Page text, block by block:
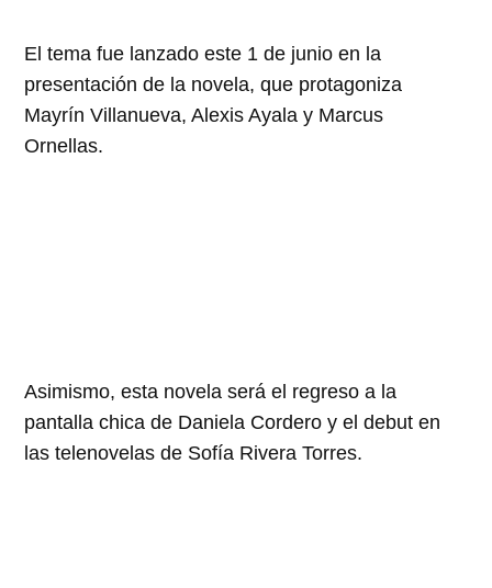
El tema fue lanzado este 1 de junio en la
presentación de la novela, que protagoniza
Mayrín Villanueva, Alexis Ayala y Marcus
Ornellas.
Asimismo, esta novela será el regreso a la
pantalla chica de Daniela Cordero y el debut en
las telenovelas de Sofía Rivera Torres.